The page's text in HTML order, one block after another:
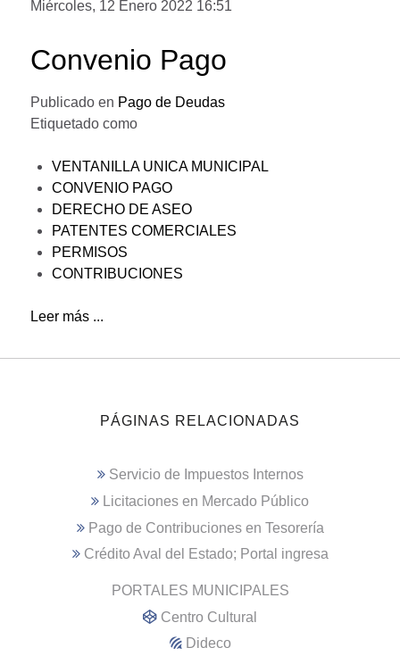
Miércoles, 12 Enero 2022 16:51
Convenio Pago
Publicado en Pago de Deudas
Etiquetado como
VENTANILLA UNICA MUNICIPAL
CONVENIO PAGO
DERECHO DE ASEO
PATENTES COMERCIALES
PERMISOS
CONTRIBUCIONES
Leer más ...
PÁGINAS RELACIONADAS
Servicio de Impuestos Internos
Licitaciones en Mercado Público
Pago de Contribuciones en Tesorería
Crédito Aval del Estado; Portal ingresa
PORTALES MUNICIPALES
Centro Cultural
Dideco